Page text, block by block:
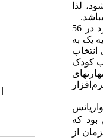
|
لذا
روش پژوهش توصیفی همبستگی بود. جامعه آماری شامل کلیه کودکان دختر و پسر پیش دبستانی گروه سنی 5 تا 6 سال شهر یزد در 56
یک به
صورت تصادفی انتخاب
خواب کودک
و همکارن (1387) و پرسشنامه مهارت­های
همزمان در فرضیه اصلی نشان داد پرخاشگری و مهارت­های اجتماعی در مجموع 306/0 از واریانس
که
از